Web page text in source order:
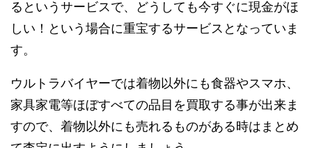
るというサービスで、どうしても今すぐに現金がほ
しい！という場合に重宝するサービスとなっていま
す。
ウルトラバイヤーでは着物以外にも食器やスマホ、
家具家電等ほぼすべての品目を買取する事が出来ま
すので、着物以外にも売れるものがある時はまとめ